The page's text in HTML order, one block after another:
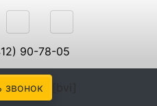
90-78-05
звонок